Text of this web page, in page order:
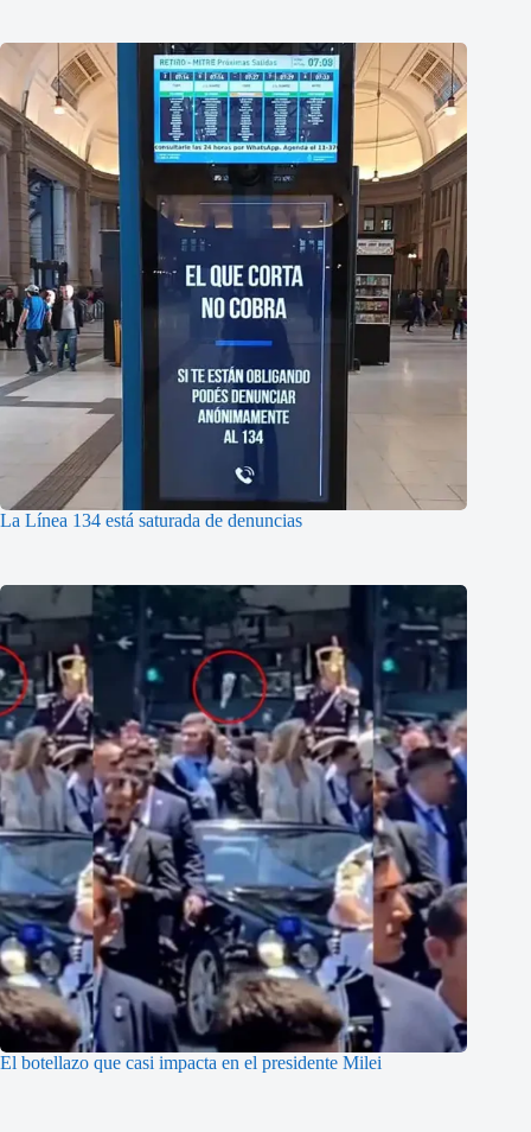
La Línea 134 está saturada de denuncias
El botellazo que casi impacta en el presidente Milei